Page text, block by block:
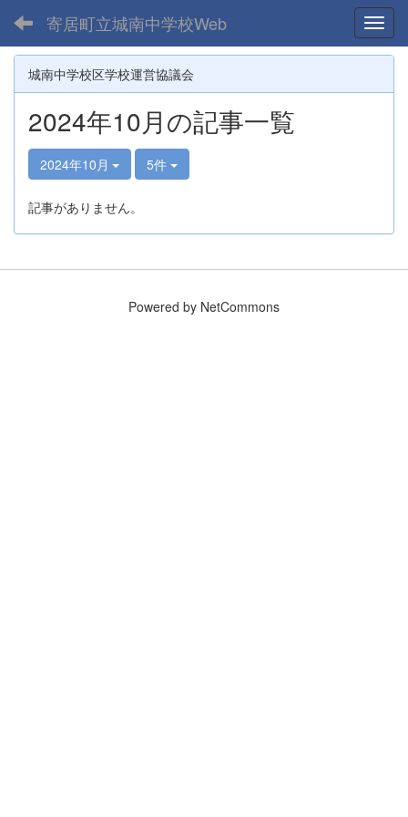
寄居町立城南中学校Web
城南中学校区学校運営協議会
2024年10月の記事一覧
2024年10月 5件
記事がありません。
Powered by NetCommons